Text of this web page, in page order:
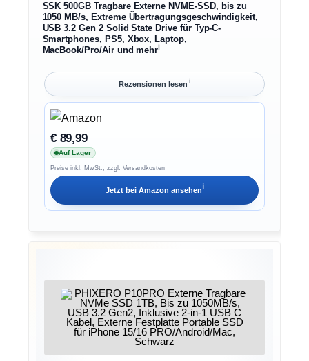
SSK 500GB Tragbare Externe NVME-SSD, bis zu
1050 MB/s, Extreme Übertragungsgeschwindigkeit,
USB 3.2 Gen 2 Solid State Drive für Typ-C-
Smartphones, PS5, Xbox, Laptop,
MacBook/Pro/Air und mehrℹ︎
Rezensionen lesen ℹ︎
€ 89,99
Auf Lager
Preise inkl. MwSt., zzgl. Versandkosten
Jetzt bei Amazon ansehenℹ︎